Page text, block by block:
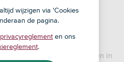
digipas
inloggen niet? Dan is je
stuk.
meer aanvragen. Inloggen in
wijzigen via 'Cookies
de pagina.
privacyreglement en ons
.